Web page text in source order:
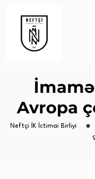
Avropa
Neftçi İK İctimai Birliyi